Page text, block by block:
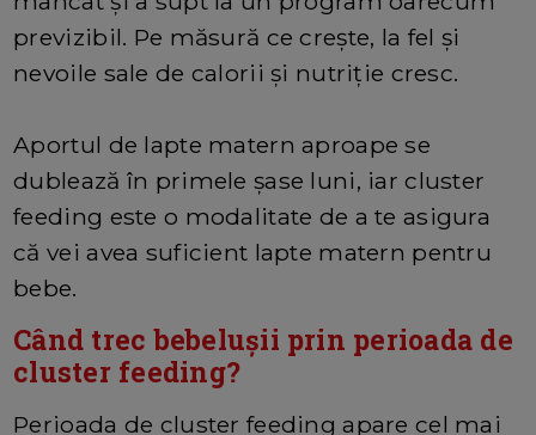
previzibil. Pe măsură ce crește, la fel și
nevoile sale de calorii și nutriție cresc.
Aportul de lapte matern aproape se
dublează în primele șase luni, iar cluster
feeding este o modalitate de a te asigura
că vei avea suficient lapte matern pentru
bebe.
Când trec bebelușii prin perioada de
cluster feeding?
Perioada de cluster feeding apare cel mai